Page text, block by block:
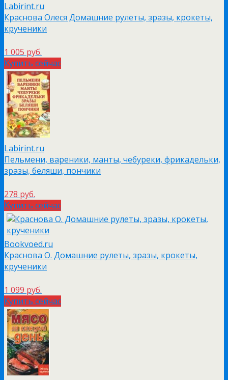
Labirint.ru
Краснова Олеся Домашние рулеты, зразы, крокеты,
крученики
1 005 руб.
Купить сейчас
Labirint.ru
Пельмени, вареники, манты, чебуреки, фрикадельки,
зразы, беляши, пончики
278 руб.
Купить сейчас
Bookvoed.ru
Краснова О. Домашние рулеты, зразы, крокеты,
крученики
1 099 руб.
Купить сейчас